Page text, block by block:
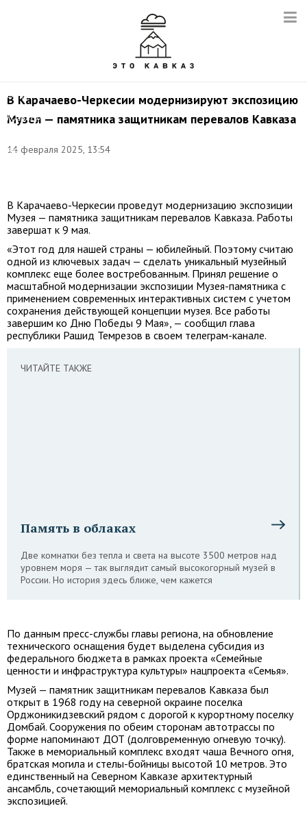
В Карачаево-Черкесии модернизируют экспозицию
Музея — памятника защитникам перевалов Кавказа
14 февраля 2025, 13:54
Фото:
Kemal
KOZBAEV/
Собственная
BY-
В Карачаево-Черкесии проведут модернизацию экспозиции
Музея — памятника защитникам перевалов Кавказа. Работы
завершат к 9 мая.
«Этот год для нашей страны — юбилейный. Поэтому считаю
одной из ключевых задач — сделать уникальный музейный
комплекс еще более востребованным. Принял решение о
масштабной модернизации экспозиции Музея-памятника с
применением современных интерактивных систем с учетом
сохранения действующей концепции музея. Все работы
завершим ко Дню Победы 9 Мая», — сообщил глава
республики Рашид Темрезов в своем телеграм-канале.
ЧИТАЙТЕ ТАКЖЕ
Память в облаках
Две комнатки без тепла и света на высоте 3500 метров над
уровнем моря — так выглядит самый высокогорный музей в
России. Но история здесь ближе, чем кажется
По данным пресс-службы главы региона, на обновление
технического оснащения будет выделена субсидия из
федерального бюджета в рамках проекта «Семейные
ценности и инфраструктура культуры» нацпроекта «Семья».
Музей — памятник защитникам перевалов Кавказа был
открыт в 1968 году на северной окраине поселка
Орджоникидзевский рядом с дорогой к курортному поселку
Домбай. Сооружения по обеим сторонам автотрассы по
форме напоминают ДОТ (долговременную огневую точку).
Также в мемориальный комплекс входят чаша Вечного огня,
братская могила и стелы-бойницы высотой 10 метров. Это
единственный на Северном Кавказе архитектурный
ансамбль, сочетающий мемориальный комплекс с музейной
экспозицией.